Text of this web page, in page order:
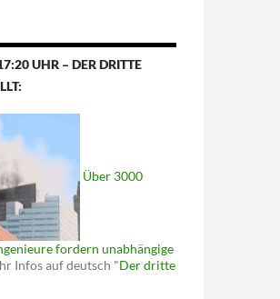
UHR – DER DRITTE
Über 3000
fordern unabhängige
Infos auf deutsch "Der dritte